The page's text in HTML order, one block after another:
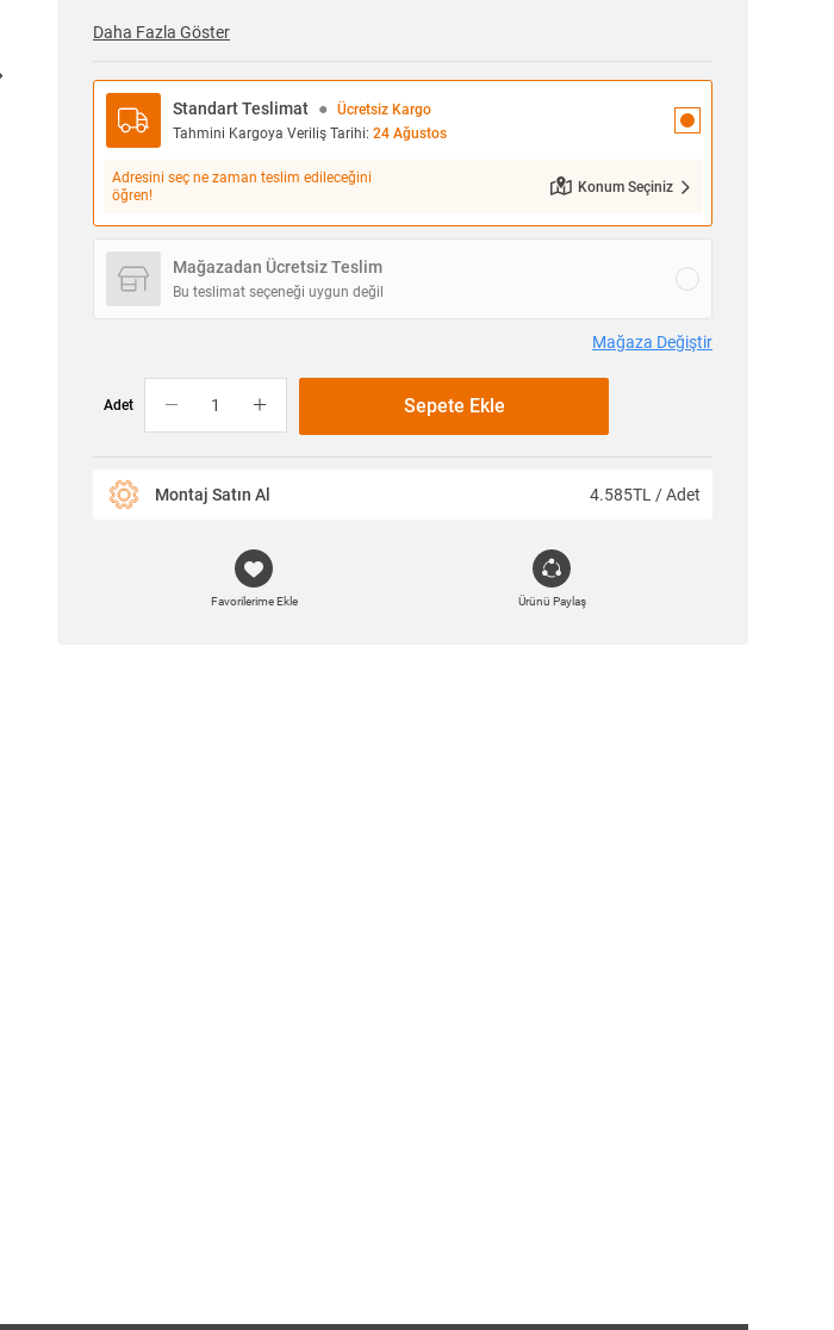
Daha Fazla Göster
Standart Teslimat ●
Ücretsiz Kargo
Tahmini Kargoya Veriliş Tarihi: 24 Ağustos
Adresini seç ne zaman teslim edileceğini
öğren!
Konum Seçiniz
Mağazadan Ücretsiz Teslim
Bu teslimat seçeneği uygun değil
Mağaza Değiştir
Adet Sepete Ekle
Montaj Satın Al 4.585TL / Adet
Favorilerime Ekle Ürünü Paylaş